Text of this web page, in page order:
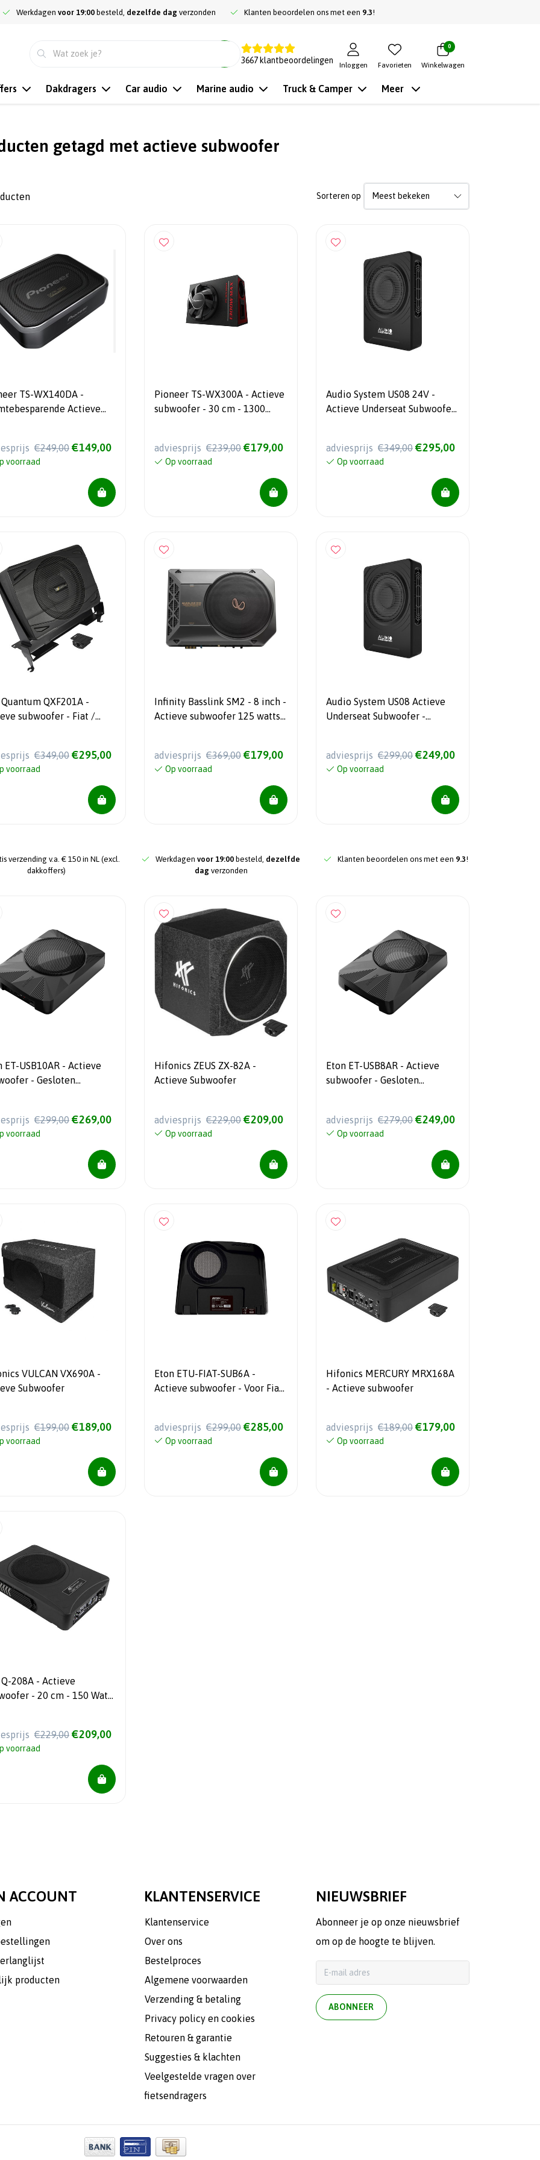
Werkdagen voor 19:00 besteld, dezelfde dag verzonden Klanten beoordelen ons met een 9.3!
3667 klantbeoordelingen
Inloggen Favorieten
0
Winkelwagen
Dakdragers Car audio Marine audio Truck & Camper Meer
getagd met actieve subwoofer
Sorteren op
TS-WX140DA -
Actieve
€249,00 €149,00
voorraad
Pioneer TS-WX300A - Actieve
subwoofer - 30 cm - 1300
adviesprijs €239,00 €179,00
Op voorraad
Audio System US08 24V -
Actieve Underseat Subwoofer
adviesprijs €349,00 €295,00
Op voorraad
Quantum QXF201A -
subwoofer - Fiat /
€349,00 €295,00
voorraad
Infinity Basslink SM2 - 8 inch -
Actieve subwoofer 125 watts
adviesprijs €369,00 €179,00
Op voorraad
Audio System US08 Actieve
Underseat Subwoofer -
adviesprijs €299,00 €249,00
Op voorraad
verzending v.a. € 150 in NL (excl.
dakkoffers)
Werkdagen voor 19:00 besteld, dezelfde
dag verzonden
Klanten beoordelen ons met een 9.3!
ET-USB10AR - Actieve
- Gesloten
€299,00 €269,00
voorraad
Hifonics ZEUS ZX-82A -
Actieve Subwoofer
adviesprijs €229,00 €209,00
Op voorraad
Eton ET-USB8AR - Actieve
subwoofer - Gesloten
adviesprijs €279,00 €249,00
Op voorraad
VX690A -
Subwoofer
€199,00 €189,00
voorraad
Eton ETU-FIAT-SUB6A -
Actieve subwoofer - Voor Fiat
adviesprijs €299,00 €285,00
Op voorraad
Hifonics MERCURY MRX168A
- Actieve subwoofer
adviesprijs €189,00 €179,00
Op voorraad
Q-208A - Actieve
- 20 cm - 150 Watt
€229,00 €209,00
voorraad
ACCOUNT
producten
KLANTENSERVICE
Klantenservice
Over ons
Bestelproces
Algemene voorwaarden
Verzending & betaling
Privacy policy en cookies
Retouren & garantie
Suggesties & klachten
Veelgestelde vragen over
fietsendragers
NIEUWSBRIEF
Abonneer je op onze nieuwsbrief
om op de hoogte te blijven.
ABONNEER